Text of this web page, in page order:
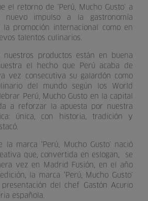
el retorno de ‘Perú, Mucho Gusto’ a
nuevo impulso a la gastronomía
la promoción internacional como en
talentos culinarios.
nuestros productos están en buena
el hecho que Perú acaba de
vez consecutiva su galardón como
del mundo según los World
Perú, Mucho Gusto en la capital
a reforzar la apuesta por nuestra
única, con historia, tradición y
la marca ‘Perú, Mucho Gusto’ nació
que, convertida en eslogan, se
vez en Madrid Fusión, en el año
la marca ‘Perú, Mucho Gusto’
del chef Gastón Acurio
española.